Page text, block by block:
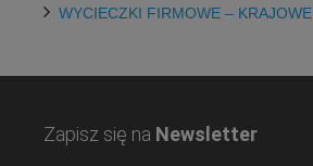
WYCIECZKI FIRMOWE – KRAJOWE
Zapisz się na Newsletter